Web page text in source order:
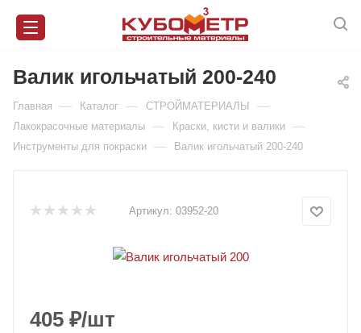
Валик игольчатый 200-240
Главная — Каталог — СТРОЙМАТЕРИАЛЫ —
Лакокрасочные материалы — Краски, кисти и валики —
Инструменты для покраски — Валик игольчатый 200-240
Артикул: 03952-20
405 ₽/шт